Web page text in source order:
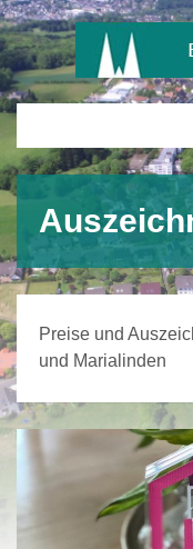
Preise und
und Marialinden